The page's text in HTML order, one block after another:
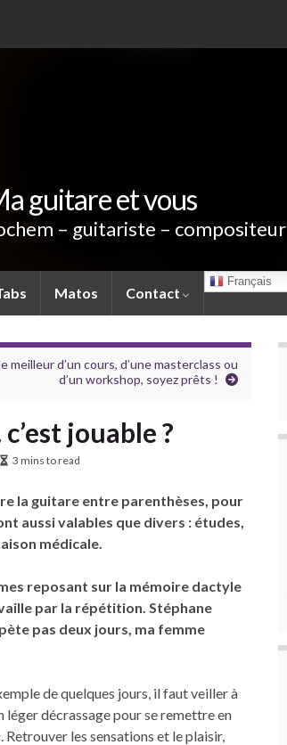
guitare et vous
– guitariste – compositeur
Matos Contact
Français
meilleur d’un cours, d’une masterclass ou
d’un workshop, soyez prêts !
jouable ?
3 mins to read
la guitare entre parenthèses, pour
aussi valables que divers : études,
médicale.
reposant sur la mémoire dactyle
par la répétition. Stéphane
pas deux jours, ma femme
de quelques jours, il faut veiller à
léger décrassage pour se remettre en
les sensations et le plaisir,